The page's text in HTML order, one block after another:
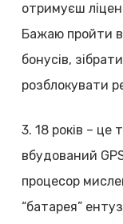
отримуєш
Бажаю пройти
бонусів,
розблокувати
3. 18 років – це
вбудований
процесор
“батарея”